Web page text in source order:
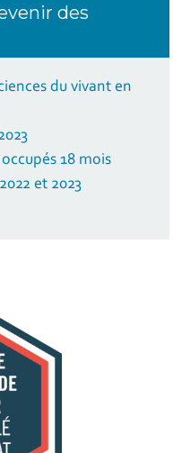
des
du vivant en
18 mois
et 2023